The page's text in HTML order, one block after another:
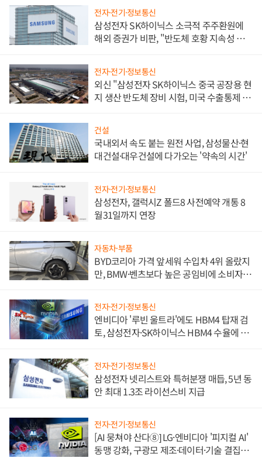
전자·전기·정보통신
삼성전자 SK하이닉스 소극적 주주환원에
해외 증권가 비판, "반도체 호황 지속성 의
전자·전기·정보통신
외신 "삼성전자 SK하이닉스 중국 공장용 현
지 생산 반도체 장비 시험, 미국 수출통제 대
건설
국내외서 속도 붙는 원전 사업, 삼성물산·현
대건설·대우건설에 다가오는 '약속의 시간'
전자·전기·정보통신
삼성전자, 갤럭시Z 폴드8 사전예약 개통 8
월31일까지 연장
자동차·부품
BYD코리아 가격 앞세워 수입차 4위 올랐지
만, BMW·벤츠보다 높은 공임비에 소비자
전자·전기·정보통신
엔비디아 '루빈 울트라'에도 HBM4 탑재 검
토, 삼성전자·SK하이닉스 HBM4 수율에 주
전자·전기·정보통신
삼성전자 넷리스트와 특허분쟁 매듭, 5년 동
안 최대 1.3조 라이선스비 지급
전자·전기·정보통신
[AI 뭉쳐야 산다⑧] LG·엔비디아 '피지컬 AI'
동맹 강화, 구광모 제조·데이터·기술 결집